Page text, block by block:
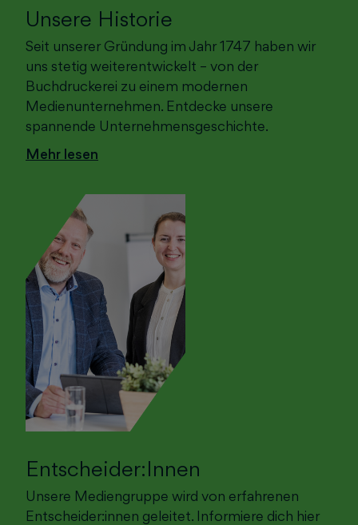
Unsere Historie
Seit unserer Gründung im Jahr 1747 haben wir
uns stetig weiterentwickelt – von der
Buchdruckerei zu einem modernen
Medienunternehmen. Entdecke unsere
spannende Unternehmensgeschichte.
Mehr lesen
Entscheider:Innen
Unsere Mediengruppe wird von erfahrenen
Entscheider:innen geleitet. Informiere dich hier